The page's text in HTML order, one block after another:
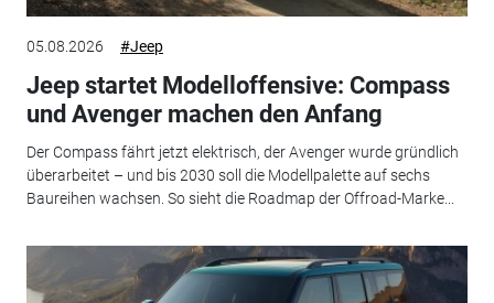
05.08.2026 #Jeep
Jeep startet Modelloffensive: Compass
und Avenger machen den Anfang
Der Compass fährt jetzt elektrisch, der Avenger wurde gründlich
überarbeitet – und bis 2030 soll die Modellpalette auf sechs
Baureihen wachsen. So sieht die Roadmap der Offroad-Marke...